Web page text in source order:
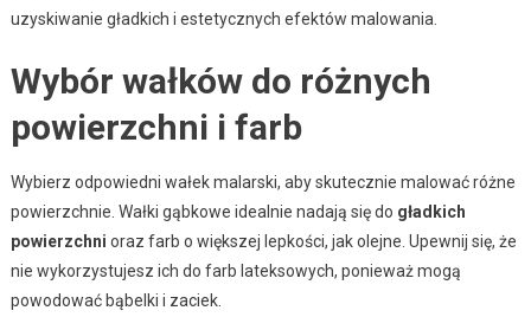
uzyskiwanie gładkich i estetycznych efektów malowania.
Wybór wałków do różnych
powierzchni i farb
Wybierz odpowiedni wałek malarski, aby skutecznie malować różne
powierzchnie. Wałki gąbkowe idealnie nadają się do gładkich
powierzchni oraz farb o większej lepkości, jak olejne. Upewnij się, że
nie wykorzystujesz ich do farb lateksowych, ponieważ mogą
powodować bąbelki i zaciek.